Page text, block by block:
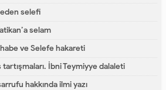
selefi
selam
ve Selefe hakareti
tartışmaları. İbni Teymiyye dalaleti
hakkında ilmi yazı